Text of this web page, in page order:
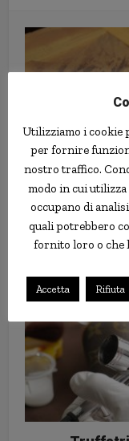
Il costo
Utilizziamo i cookie
per fornire
nostro traffico.
modo in cui
occupano di
quali potrebbero
fornito loro o che
Accetta Rifiuta